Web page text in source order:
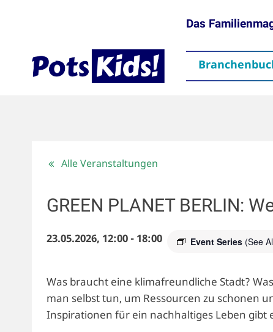
Das
Alle Veranstaltungen
GREEN PLANET BERLIN:
23.05.2026, 12:00- 18:00 Event Series (See
Was braucht eine klimafreundliche Stadt?
man selbst tun, um Ressourcen zu schonen
Inspirationen für ein nachhaltiges Leben gibt
ThemenAktuelles